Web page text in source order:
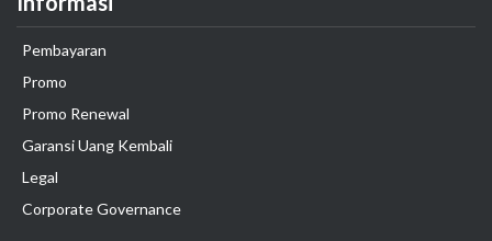
Pembayaran
Promo
Promo Renewal
Garansi Uang Kembali
Legal
Corporate Governance